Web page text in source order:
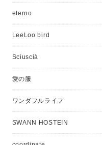
eterno
LeeLoo bird
Sciuscià
愛の服
ワンダフルライフ
SWANN HOSTEIN